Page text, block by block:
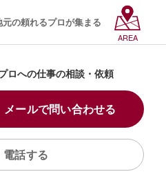
元の頼れるプロが集まる
AREA
ロへの仕事の相談・依頼
メールで問い合わせる
電話する